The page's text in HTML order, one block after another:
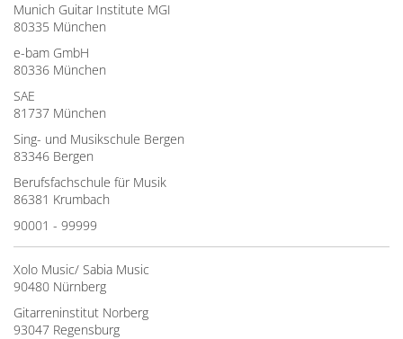
Munich Guitar Institute MGI
80335 München
e-bam GmbH
80336 München
SAE
81737 München
Sing- und Musikschule Bergen
83346 Bergen
Berufsfachschule für Musik
86381 Krumbach
90001 - 99999
Xolo Music/ Sabia Music
90480 Nürnberg
Gitarreninstitut Norberg
93047 Regensburg